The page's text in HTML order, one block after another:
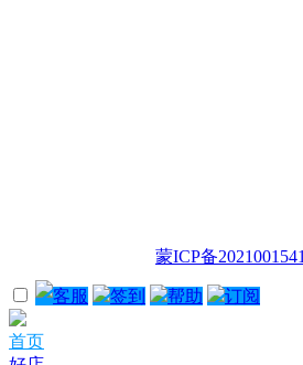
蒙ICP备
客服 签到 帮助 订阅
首页